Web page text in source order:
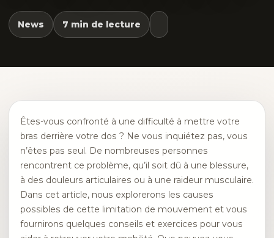
News 7 min de lecture
Êtes-vous confronté à une difficulté à mettre votre
bras derrière votre dos ? Ne vous inquiétez pas, vous
n’êtes pas seul. De nombreuses personnes
rencontrent ce problème, qu’il soit dû à une blessure,
à des douleurs articulaires ou à une raideur musculaire.
Dans cet article, nous explorerons les causes
possibles de cette limitation de mouvement et vous
fournirons quelques conseils et exercices pour vous